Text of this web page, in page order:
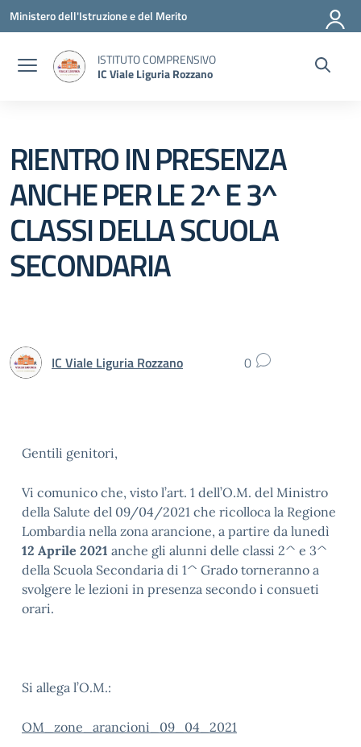
Vai ai contenuti
Vai al menu di navigazione
Vai al footer
Ministero dell'Istruzione e del Merito
ISTITUTO COMPRENSIVO
IC Viale Liguria Rozzano
RIENTRO IN PRESENZA
ANCHE PER LE 2^ E 3^
CLASSI DELLA SCUOLA
SECONDARIA
IC Viale Liguria Rozzano 0
Gentili genitori,
Vi comunico che, visto l’art. 1 dell’O.M. del Ministro
della Salute del 09/04/2021 che ricolloca la Regione
Lombardia nella zona arancione, a partire da lunedì
12 Aprile 2021 anche gli alunni delle classi 2^ e 3^
della Scuola Secondaria di 1^ Grado torneranno a
svolgere le lezioni in presenza secondo i consueti
orari.
Si allega l’O.M.:
OM_zone_arancioni_09_04_2021